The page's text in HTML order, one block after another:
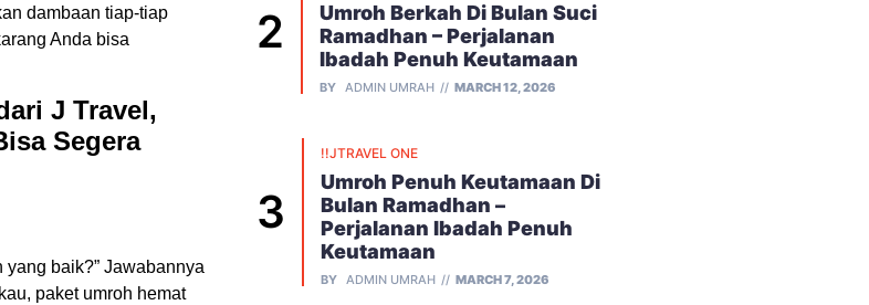
dambaan tiap-tiap
Anda bisa
J Travel,
Segera
yang baik?” Jawabannya
paket umroh hemat
Umroh Berkah Di Bulan Suci
Ramadhan – Perjalanan
Ibadah Penuh Keutamaan
BY ADMIN UMRAH MARCH 12, 2026
!!JTRAVEL ONE
Umroh Penuh Keutamaan Di
Bulan Ramadhan –
Perjalanan Ibadah Penuh
Keutamaan
BY ADMIN UMRAH MARCH 7, 2026